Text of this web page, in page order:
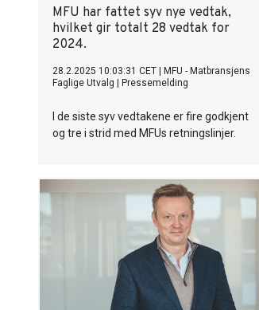
MFU har fattet syv nye vedtak,
hvilket gir totalt 28 vedtak for
2024.
28.2.2025 10:03:31 CET
MFU - Matbransjens
Faglige Utvalg
Pressemelding
I de siste syv vedtakene er fire godkjent
og tre i strid med MFUs retningslinjer.